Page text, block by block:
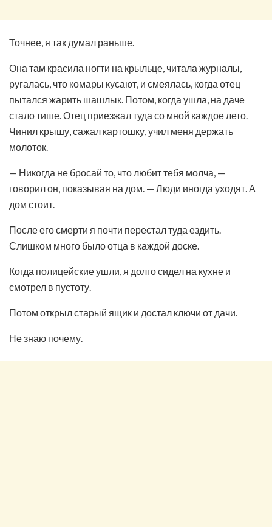
Точнее, я так думал раньше.
Она там красила ногти на крыльце, читала журналы,
ругалась, что комары кусают, и смеялась, когда отец
пытался жарить шашлык. Потом, когда ушла, на даче
стало тише. Отец приезжал туда со мной каждое лето.
Чинил крышу, сажал картошку, учил меня держать
молоток.
— Никогда не бросай то, что любит тебя молча, —
говорил он, показывая на дом. — Люди иногда уходят. А
дом стоит.
После его смерти я почти перестал туда ездить.
Слишком много было отца в каждой доске.
Когда полицейские ушли, я долго сидел на кухне и
смотрел в пустоту.
Потом открыл старый ящик и достал ключи от дачи.
Не знаю почему.